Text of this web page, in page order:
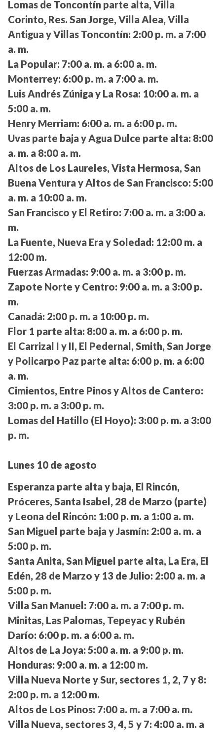
Lomas de Toncontín parte alta, Villa
Corinto, Res. San Jorge, Villa Alea, Villa
Antigua y Villas Toncontín: 2:00 p. m. a 7:00
a. m.
La Popular: 7:00 a. m. a 6:00 a. m.
Monterrey: 6:00 p. m. a 7:00 a. m.
Luis Andrés Zúniga y La Rosa: 10:00 a. m. a
5:00 a. m.
Henry Merriam: 6:00 a. m. a 6:00 p. m.
Uvas parte baja y Agua Dulce parte alta: 8:00
a. m. a 8:00 a. m.
Altos de Los Laureles, Vista Hermosa, San
Buena Ventura y Altos de San Francisco: 5:00
a. m. a 10:00 a. m.
San Francisco y El Retiro: 7:00 a. m. a 3:00 a.
m.
La Fuente, Nueva Era y Soledad: 12:00 m. a
12:00 m.
Fuerzas Armadas: 9:00 a. m. a 3:00 p. m.
Zapote Norte y Centro: 9:00 a. m. a 3:00 p.
m.
Canadá: 2:00 p. m. a 10:00 p. m.
Flor 1 parte alta: 8:00 a. m. a 6:00 p. m.
El Carrizal I y II, El Pedernal, Smith, San Jorge
y Policarpo Paz parte alta: 6:00 p. m. a 6:00
a. m.
Cimientos, Entre Pinos y Altos de Cantero:
3:00 p. m. a 3:00 p. m.
Lomas del Hatillo (El Hoyo): 3:00 p. m. a 3:00
p. m.
Lunes 10 de agosto
Esperanza parte alta y baja, El Rincón,
Próceres, Santa Isabel, 28 de Marzo (parte)
y Leona del Rincón: 1:00 p. m. a 1:00 a. m.
San Miguel parte baja y Jasmín: 2:00 a. m. a
5:00 p. m.
Santa Anita, San Miguel parte alta, La Era, El
Edén, 28 de Marzo y 13 de Julio: 2:00 a. m. a
5:00 p. m.
Villa San Manuel: 7:00 a. m. a 7:00 p. m.
Minitas, Las Palomas, Tepeyac y Rubén
Darío: 6:00 p. m. a 6:00 a. m.
Altos de La Joya: 5:00 a. m. a 9:00 p. m.
Honduras: 9:00 a. m. a 12:00 m.
Villa Nueva Norte y Sur, sectores 1, 2, 7 y 8:
2:00 p. m. a 12:00 m.
Altos de Los Pinos: 7:00 a. m. a 7:00 a. m.
Villa Nueva, sectores 3, 4, 5 y 7: 4:00 a. m. a